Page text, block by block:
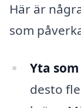
Här är
som
Yta
desto